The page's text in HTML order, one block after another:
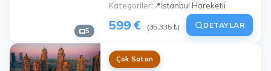
5
Kategoriler 📍İstanbul Hareketli
599 € (35,335 ₺) DETAYLAR
Çok Satan